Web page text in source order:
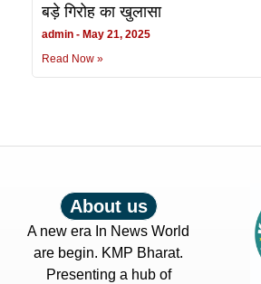
बड़े गिरोह का खुलासा
admin
May 21, 2025
Read Now »
About us
A new era In News World
are begin. KMP Bharat.
Presenting a hub of